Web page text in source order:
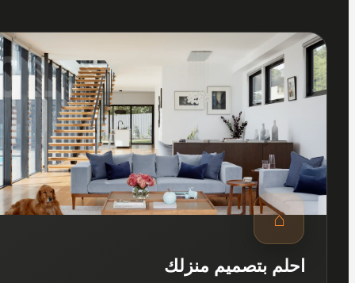
01
⌂
احلم بتصميم منزلك